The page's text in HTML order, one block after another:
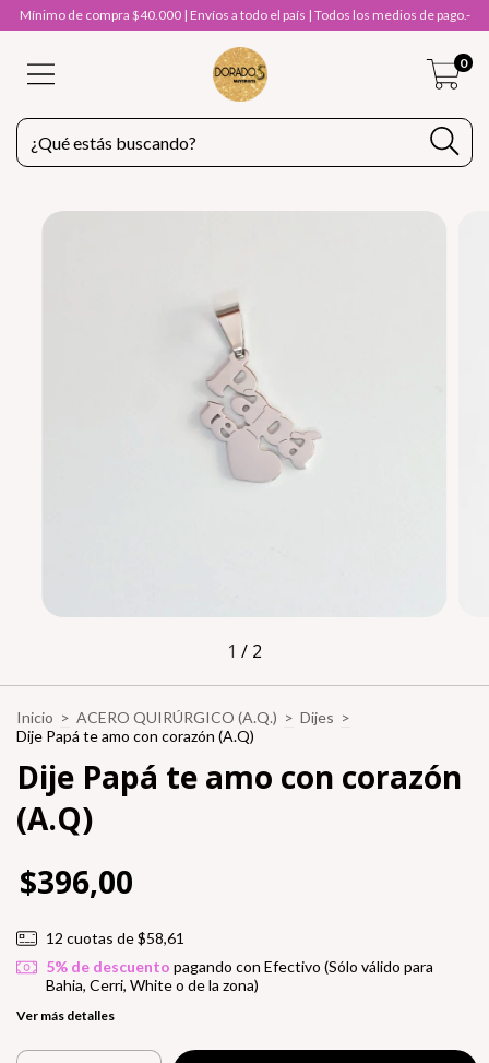
Mínimo de compra $40.000 | Envíos a todo el país | Todos los medios de pago.-
0
1 / 2
Inicio > ACERO QUIRÚRGICO (A.Q.) > Dijes >
Dije Papá te amo con corazón (A.Q)
Dije Papá te amo con corazón
(A.Q)
$396,00
12 cuotas de$58,61
5% de descuento pagando con Efectivo (Sólo válido para
Bahia, Cerri, White o de la zona)
Ver más detalles